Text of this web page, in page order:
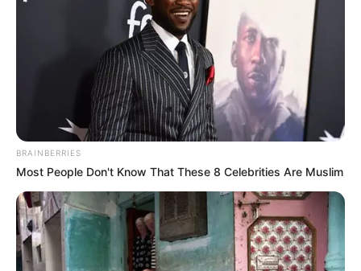
BRAINBERRIES
Most People Don't Know That These 8 Celebrities Are Muslim